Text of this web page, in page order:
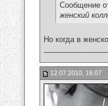
Сообщение
женский
Но когда в
12.07.2010, 16:07